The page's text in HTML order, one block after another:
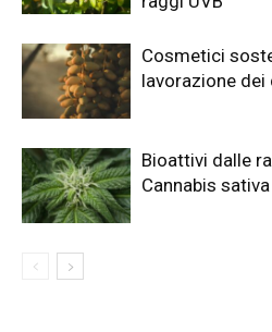
Cosmetici
lavorazione dei
Bioattivi dalle
Cannabis